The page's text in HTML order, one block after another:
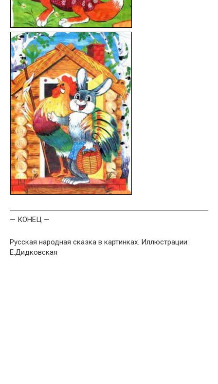
— КОНЕЦ —
Русская народная сказка в картинках. Иллюстрации:
Е.Дидковская